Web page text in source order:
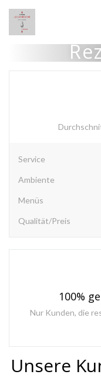
Unsere
Service
Ambiente
Menüs
Qualität/Preis
100%
Nur Kunden, die